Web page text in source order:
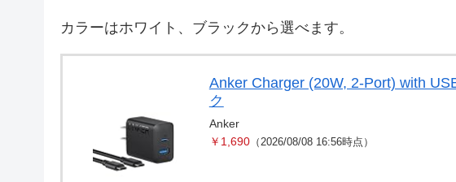
カラーはホワイト、ブラックから選べます。
Anker Charger (20W, 2-Port) with
ク
Anker
￥1,690（2026/08/08 16:56時点）